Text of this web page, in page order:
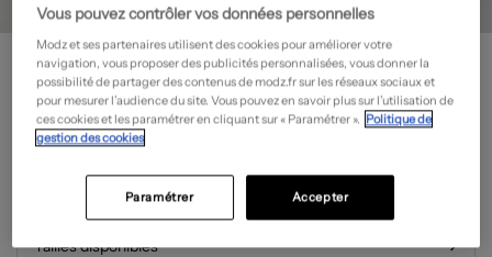
S.QUISE
Jean coupe Mom - Tissage brut- Outlet
29,95€
Prix boutique : 59,90€
Guide des tailles
Tailles disponibles
Vous pouvez contrôler vos données personnelles
Modz et ses partenaires utilisent des cookies pour améliorer votre
navigation, vous proposer des publicités personnalisées, vous donner la
possibilité de partager des contenus de modz.fr sur les réseaux sociaux et
pour mesurer l’audience du site. Vous pouvez en savoir plus sur l’utilisation de
ces cookies et les paramétrer en cliquant sur « Paramétrer ». Politique de
gestion des cookies
Accepter
Paramétrer